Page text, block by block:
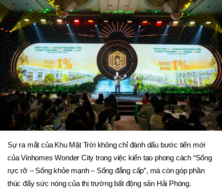
Sự ra mắt của Khu Mặt Trời không chỉ đánh dấu bước tiến mới
của Vinhomes Wonder City trong việc kiến tạo phong cách “Sống
rực rỡ – Sống khỏe mạnh – Sống đẳng cấp”, mà còn góp phần
thúc đẩy sức nóng của thị trường bất động sản Hải Phòng.